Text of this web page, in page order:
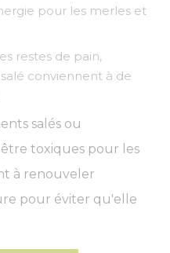
pour les merles et
restes de pain,
conviennent à de
salés ou
toxiques pour les
à renouveler
pour éviter qu'elle